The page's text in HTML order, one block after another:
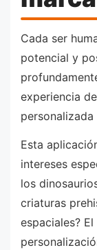
Cada ser
potencial y
experiencia
Esta
intereses
los
criaturas
espaciales?